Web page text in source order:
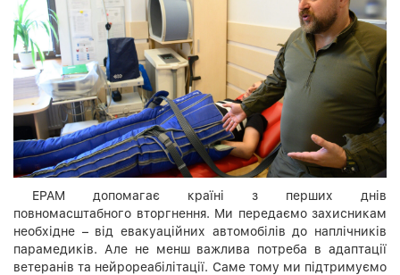
EPAM допомагає країні з перших днів
повномасштабного вторгнення. Ми передаємо захисникам
необхідне – від евакуаційних автомобілів до наплічників
парамедиків. Але не менш важлива потреба в адаптації
ветеранів та нейрореабілітації. Саме тому ми підтримуємо